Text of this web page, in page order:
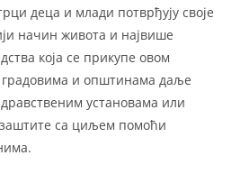
деца и млади потврђују своје
начин живота и највише
која се прикупе овом
градовима и општинама даље
установама или
са циљем помоћи